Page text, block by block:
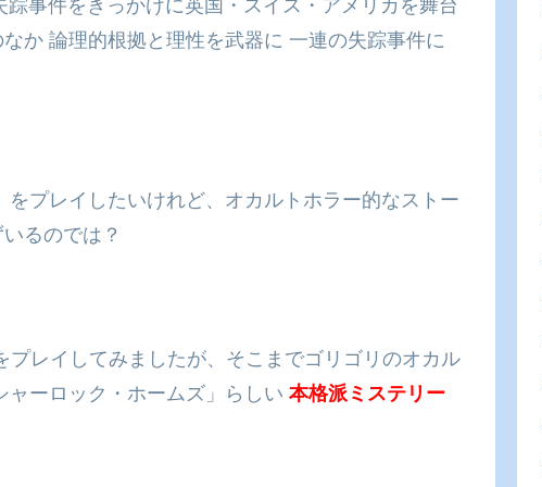
事件をきっかけに英国・スイス・アメリカを舞台
か 論理的根拠と理性を武器に 一連の失踪事件に
プレイしたいけれど、オカルトホラー的なストー
るのでは？
プレイしてみましたが、そこまでゴリゴリのオカル
ーロック・ホームズ」らしい 本格派ミステリー